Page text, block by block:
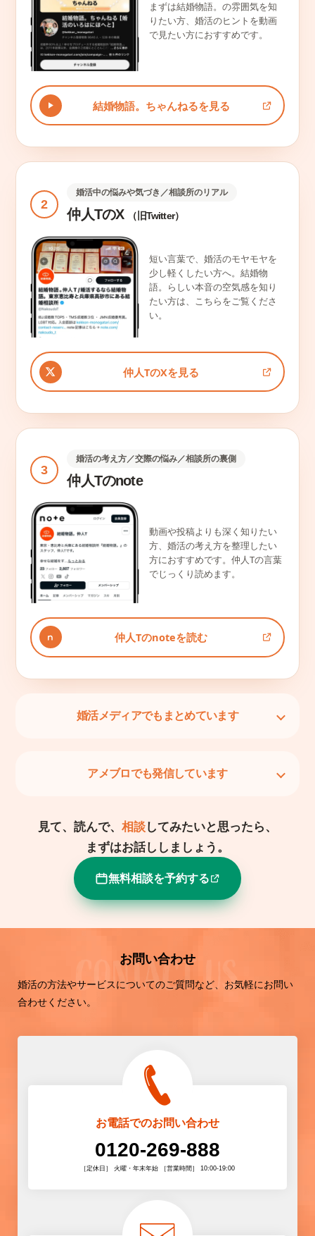
まずは結婚物語。の雰囲気を知
りたい方、婚活のヒントを動画
で見たい方におすすめです。
結婚物語。ちゃんねるを見る
2
婚活中の悩みや気づき／相談所のリアル
仲人TのX （旧Twitter）
短い言葉で、婚活のモヤモヤを
少し軽くしたい方へ。結婚物
語。らしい本音の空気感を知り
たい方は、こちらをご覧くださ
い。
仲人TのXを見る
3
婚活の考え方／交際の悩み／相談所の裏側
仲人Tのnote
動画や投稿よりも深く知りたい
方、婚活の考え方を整理したい
方におすすめです。仲人Tの言葉
でじっくり読めます。
仲人Tのnoteを読む
婚活メディアでもまとめています
アメブロでも発信しています
見て、読んで、 相談してみたいと思ったら、
まずはお話ししましょう。
無料相談を予約する
お問い合わせ
婚活の方法やサービスについてのご質問など、お気軽にお問い
合わせください。
お電話でのお問い合わせ
0120-269-888
［定休日］ 火曜・年末年始 ［営業時間］ 10:00-19:00